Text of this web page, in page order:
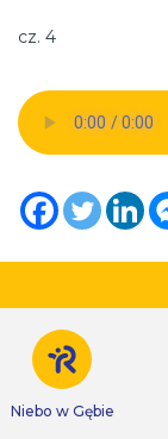
cz. 4
Niebo w Gębie